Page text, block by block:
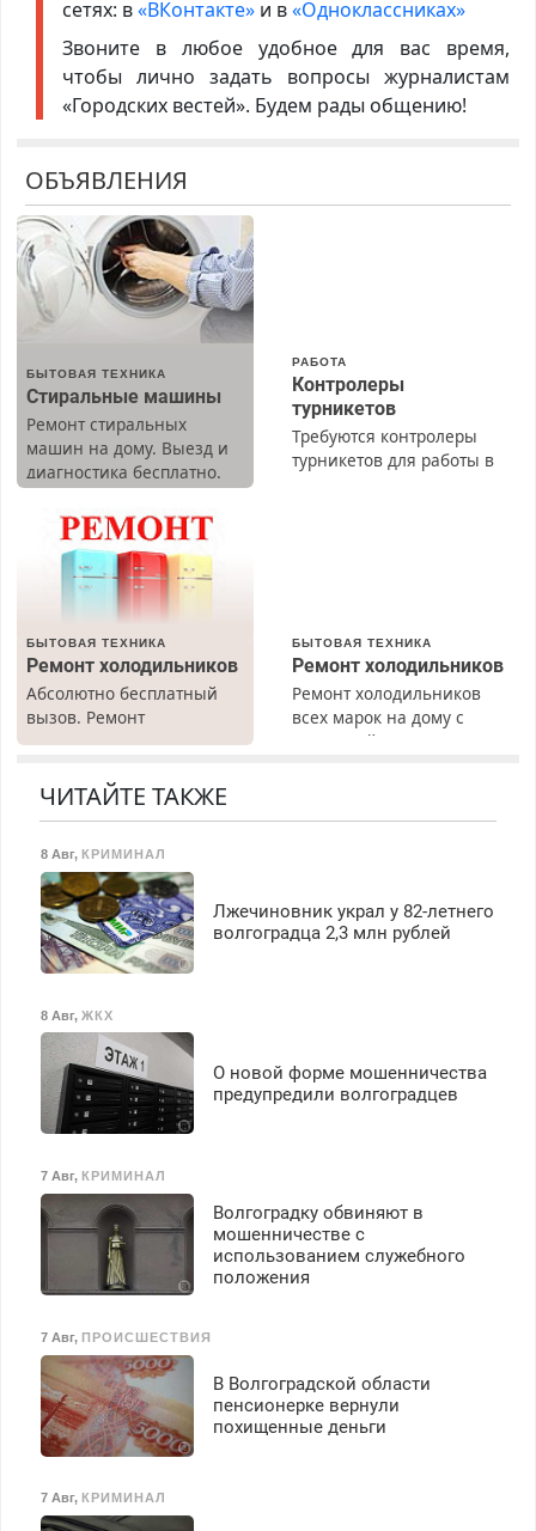
сетях: в«ВКонтакте»и в«Одноклассниках»
Звоните в любое удобное для вас время,
чтобы лично задать вопросы журналистам
«Городских вестей». Будем рады общению!
ОБЪЯВЛЕНИЯ
БЫТОВАЯ ТЕХНИКА
Стиральные машины
Ремонт стиральных
машин на дому. Выезд и
диагностика бесплатно.
Предусмотрены скидки.
РАБОТА
Контролеры
турникетов
Требуются контролеры
турникетов для работы в
Ежемесячно
выплачивается денежная
премия. Возможно
бесплатное обучение,
безопасности с з/п до
БЫТОВАЯ ТЕХНИКА
Ремонт холодильников
Абсолютно бесплатный
вызов. Ремонт
холодильников всех
гарантией. Все р-ны.
40%. Мастер со стажем.
БЫТОВАЯ ТЕХНИКА
Ремонт холодильников
Ремонт холодильников
всех марок на дому с
гарантией. Замена
ЧИТАЙТЕ ТАКЖЕ
8 Авг, КРИМИНАЛ
Лжечиновник украл у 82-летнего
волгоградца 2,3 млн рублей
8 Авг, ЖКХ
О новой форме мошенничества
предупредили волгоградцев
7 Авг, КРИМИНАЛ
Волгоградку обвиняют в
мошенничестве с
использованием служебного
положения
7 Авг, ПРОИСШЕСТВИЯ
В Волгоградской области
пенсионерке вернули
похищенные деньги
7 Авг, КРИМИНАЛ